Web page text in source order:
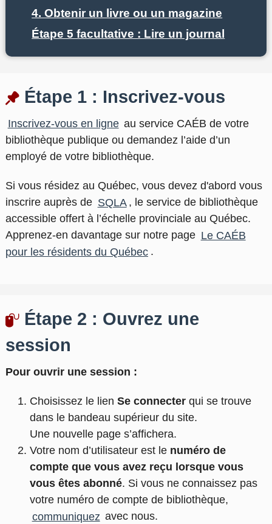
4. Obtenir un livre ou un magazine
Étape 5 facultative : Lire un journal
Étape 1 : Inscrivez-vous
Inscrivez-vous en ligne au service CAÉB de votre
bibliothèque publique ou demandez l’aide d’un
employé de votre bibliothèque.
Si vous résidez au Québec, vous devez d'abord vous
inscrire auprès de SQLA , le service de bibliothèque
accessible offert à l’échelle provinciale au Québec.
Apprenez-en davantage sur notre page Le CAÉB
pour les résidents du Québec .
Étape 2 : Ouvrez une
session
Pour ouvrir une session :
Choisissez le lien Se connecter qui se trouve
dans le bandeau supérieur du site.
Une nouvelle page s’affichera.
Votre nom d’utilisateur est le numéro de
compte que vous avez reçu lorsque vous
vous êtes abonné. Si vous ne connaissez pas
votre numéro de compte de bibliothèque,
communiquez avec nous.